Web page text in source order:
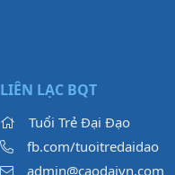
LIÊN LẠC BQT
Tuổi Trẻ Đại Đạo
fb.com/tuoitredaidao
admin@caodaivn.com